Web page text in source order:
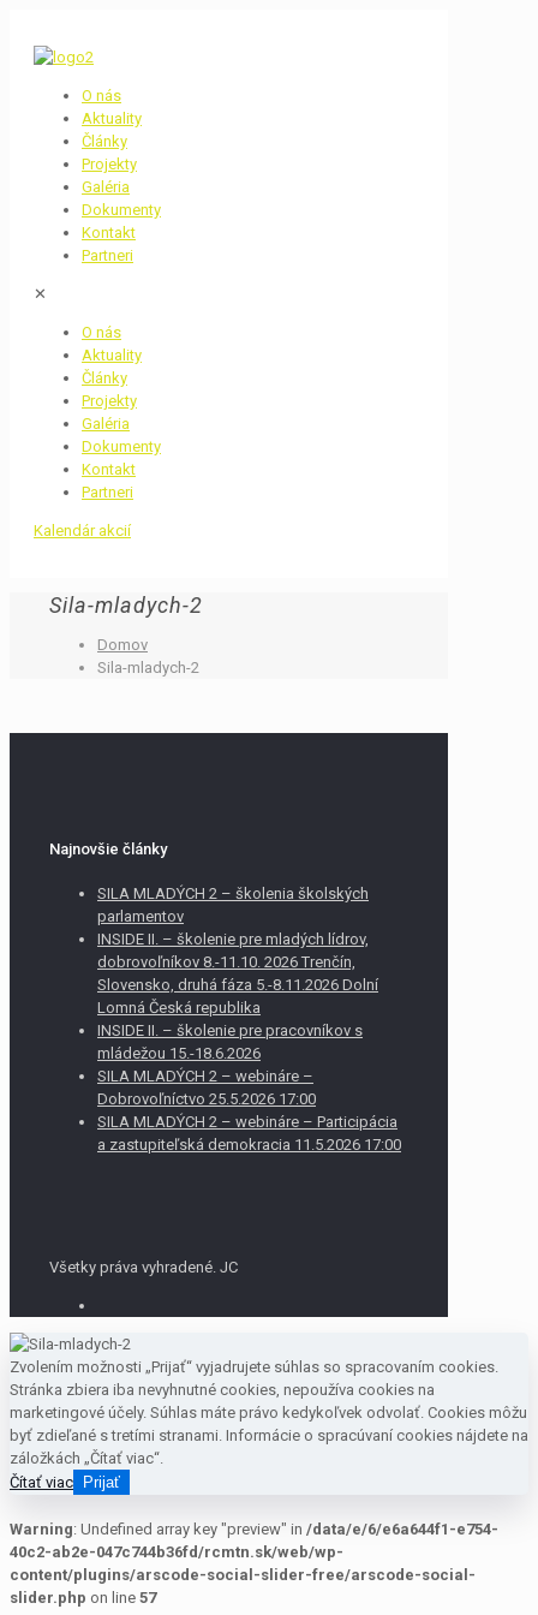
O nás
Aktuality
Články
Projekty
Galéria
Dokumenty
Kontakt
Partneri
✕
O nás
Aktuality
Články
Projekty
Galéria
Dokumenty
Kontakt
Partneri
Kalendár akcií
Sila-mladych-2
Domov
Sila-mladych-2
Najnovšie články
SILA MLADÝCH 2 – školenia školských
parlamentov
INSIDE II. – školenie pre mladých lídrov,
dobrovoľníkov 8.-11.10. 2026 Trenčín,
Slovensko, druhá fáza 5.-8.11.2026 Dolní
Lomná Česká republika
INSIDE II. – školenie pre pracovníkov s
mládežou 15.-18.6.2026
SILA MLADÝCH 2 – webináre –
Dobrovoľníctvo 25.5.2026 17:00
SILA MLADÝCH 2 – webináre – Participácia
a zastupiteľská demokracia 11.5.2026 17:00
Všetky práva vyhradené. JC
Zvolením možnosti „Prijať“ vyjadrujete súhlas so spracovaním cookies.
Stránka zbiera iba nevyhnutné cookies, nepoužíva cookies na
marketingové účely. Súhlas máte právo kedykoľvek odvolať. Cookies môžu
byť zdieľané s tretími stranami. Informácie o spracúvaní cookies nájdete na
záložkách „Čítať viac“.
Čítať viac Prijať
Warning: Undefined array key "preview" in /data/e/6/e6a644f1-e754-
40c2-ab2e-047c744b36fd/rcmtn.sk/web/wp-
content/plugins/arscode-social-slider-free/arscode-social-
slider.php on line 57